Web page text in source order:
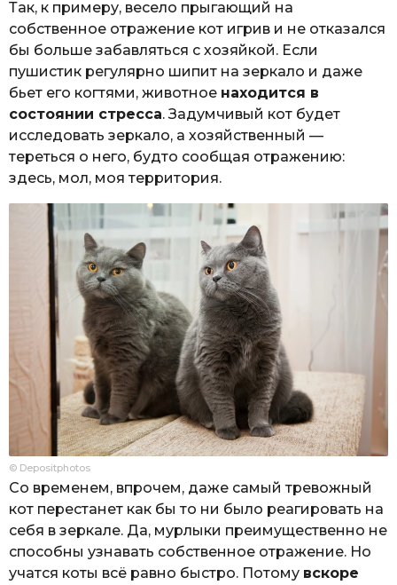
Так, к примеру, весело прыгающий на
собственное отражение кот игрив и не отказался
бы больше забавляться с хозяйкой. Если
пушистик регулярно шипит на зеркало и даже
бьет его когтями, животное находится в
состоянии стресса. Задумчивый кот будет
исследовать зеркало, а хозяйственный —
тереться о него, будто сообщая отражению:
здесь, мол, моя территория.
© Depositphotos
Со временем, впрочем, даже самый тревожный
кот перестанет как бы то ни было реагировать на
себя в зеркале. Да, мурлыки преимущественно не
способны узнавать собственное отражение. Но
учатся коты всё равно быстро. Потому вскоре